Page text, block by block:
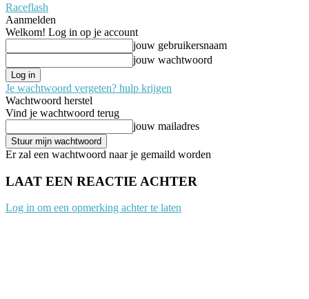
Raceflash
Aanmelden
Welkom! Log in op je account
jouw gebruikersnaam
jouw wachtwoord
Je wachtwoord vergeten? hulp krijgen
Wachtwoord herstel
Vind je wachtwoord terug
jouw mailadres
Er zal een wachtwoord naar je gemaild worden
LAAT EEN REACTIE ACHTER
Log in om een opmerking achter te laten